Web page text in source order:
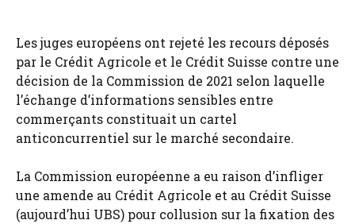
Les juges européens ont rejeté les recours déposés
par le Crédit Agricole et le Crédit Suisse contre une
décision de la Commission de 2021 selon laquelle
l’échange d’informations sensibles entre
commerçants constituait un cartel
anticoncurrentiel sur le marché secondaire.
La Commission européenne a eu raison d’infliger
une amende au Crédit Agricole et au Crédit Suisse
(aujourd’hui UBS) pour collusion sur la fixation des